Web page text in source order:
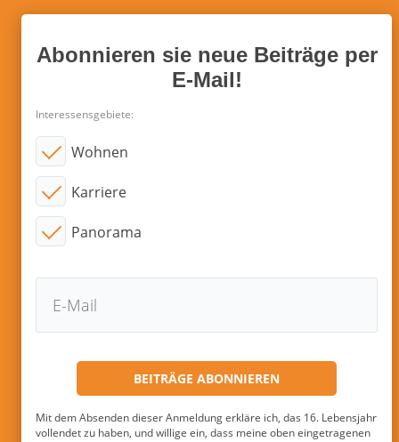
Abonnieren sie neue Beiträge per
E-Mail!
Interessensgebiete:
Wohnen
Karriere
Panorama
Mit dem Absenden dieser Anmeldung erkläre ich, das 16. Lebensjahr
vollendet zu haben, und willige ein, dass meine oben eingetragenen